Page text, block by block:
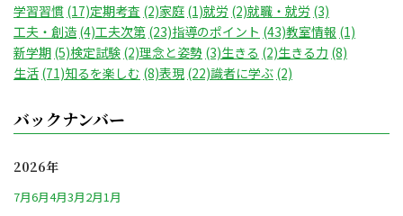
学習習慣 (17)定期考査 (2)家庭 (1)就労 (2)就職・就労 (3)
工夫・創造 (4)工夫次第 (23)指導のポイント (43)教室情報 (1)
新学期 (5)検定試験 (2)理念と姿勢 (3)生きる (2)生きる力 (8)
生活 (71)知るを楽しむ (8)表現 (22)識者に学ぶ (2)
バックナンバー
2026年
7月6月4月3月2月1月